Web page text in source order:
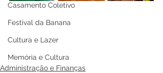
Casamento Coletivo
Festival da Banana
Cultura e Lazer
Memória e Cultura
Administração e Finanças